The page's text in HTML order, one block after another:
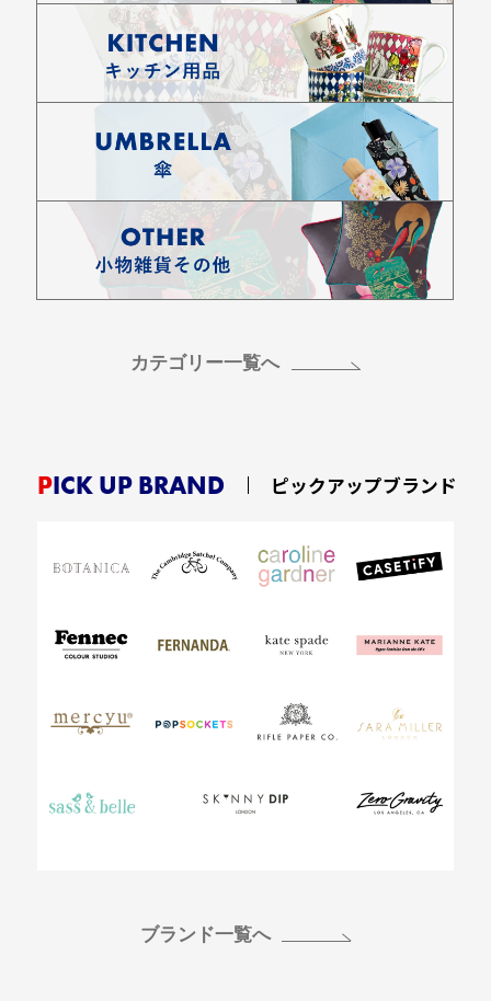
カテゴリー一覧へ
PICK UP BRAND ピックアップブランド
ブランド一覧へ